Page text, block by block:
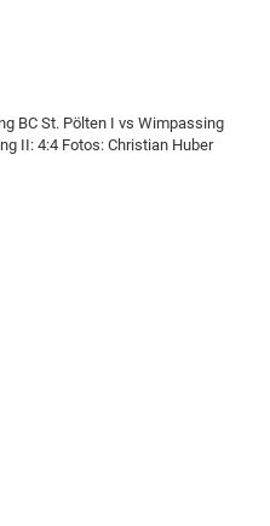
BC St. Pölten I vs Wimpassing
II: 4:4 Fotos: Christian Huber